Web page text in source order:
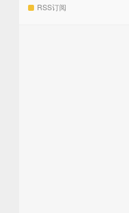
RSS订阅